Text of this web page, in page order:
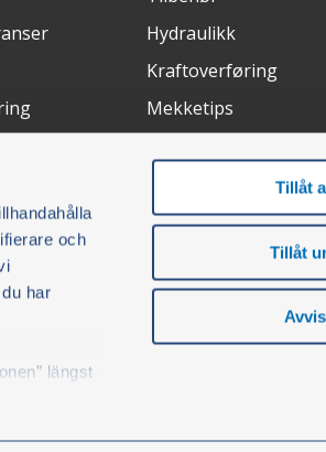
och
har
längst
Tillåt
Tillåt
Hydraulikk
Kraftoverføring
Mekketips
Certifications